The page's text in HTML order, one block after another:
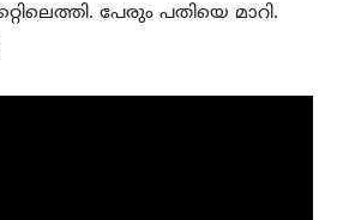
പേരും പതിയെ മാറി.